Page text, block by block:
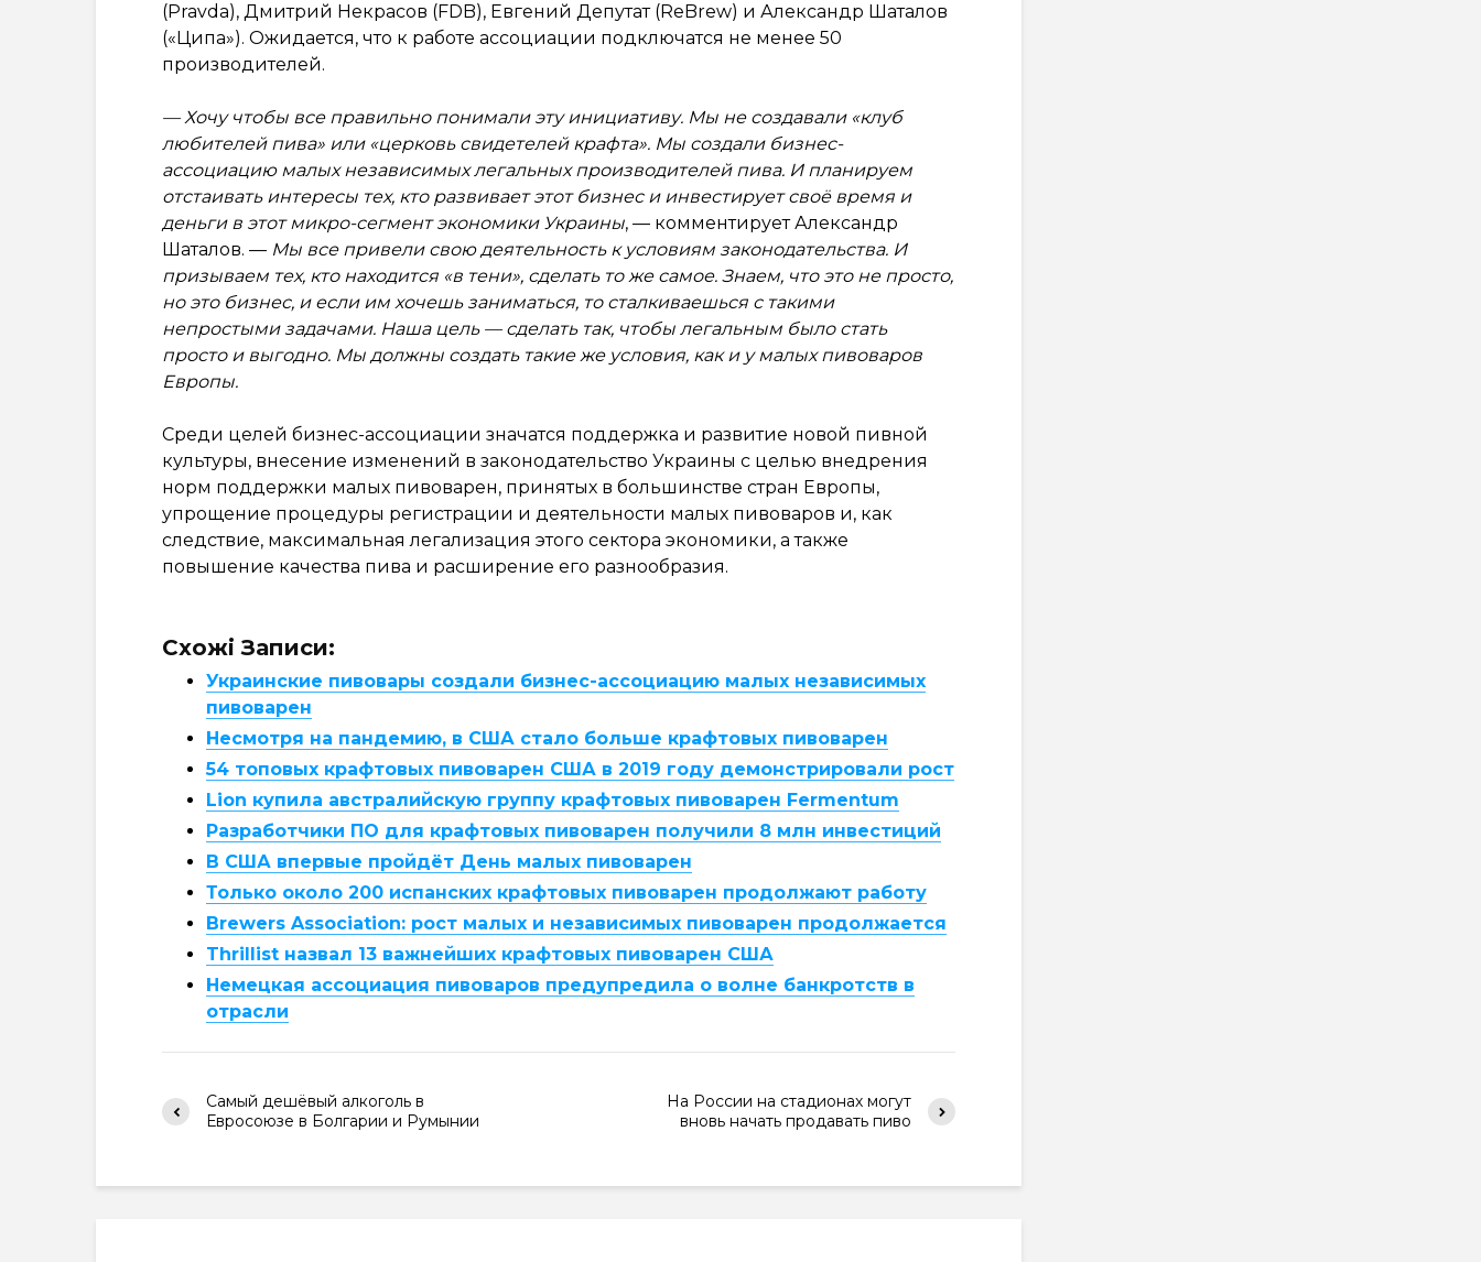
(Pravda), Дмитрий Некрасов (FDB), Евгений Депутат (ReBrew) и Александр Шаталов
(«Ципа»). Ожидается, что к работе ассоциации подключатся не менее 50
производителей.
— Хочу чтобы все правильно понимали эту инициативу. Мы не создавали «клуб
любителей пива» или «церковь свидетелей крафта». Мы создали бизнес-
ассоциацию малых независимых легальных производителей пива. И планируем
отстаивать интересы тех, кто развивает этот бизнес и инвестирует своё время и
деньги в этот микро-сегмент экономики Украины, — комментирует Александр
Шаталов. — Мы все привели свою деятельность к условиям законодательства. И
призываем тех, кто находится «в тени», сделать то же самое. Знаем, что это не просто,
но это бизнес, и если им хочешь заниматься, то сталкиваешься с такими
непростыми задачами. Наша цель — сделать так, чтобы легальным было стать
просто и выгодно. Мы должны создать такие же условия, как и у малых пивоваров
Европы.
Среди целей бизнес-ассоциации значатся поддержка и развитие новой пивной
культуры, внесение изменений в законодательство Украины с целью внедрения
норм поддержки малых пивоварен, принятых в большинстве стран Европы,
упрощение процедуры регистрации и деятельности малых пивоваров и, как
следствие, максимальная легализация этого сектора экономики, а также
повышение качества пива и расширение его разнообразия.
Схожі Записи:
Украинские пивовары создали бизнес-ассоциацию малых независимых
пивоварен
Несмотря на пандемию, в США стало больше крафтовых пивоварен
54 топовых крафтовых пивоварен США в 2019 году демонстрировали рост
Lion купила австралийскую группу крафтовых пивоварен Fermentum
Разработчики ПО для крафтовых пивоварен получили 8 млн инвестиций
В США впервые пройдёт День малых пивоварен
Только около 200 испанских крафтовых пивоварен продолжают работу
Brewers Association: рост малых и независимых пивоварен продолжается
Thrillist назвал 13 важнейших крафтовых пивоварен США
Немецкая ассоциация пивоваров предупредила о волне банкротств в
отрасли
Самый дешёвый алкоголь в
Евросоюзе в Болгарии и Румынии
На России на стадионах могут
вновь начать продавать пиво